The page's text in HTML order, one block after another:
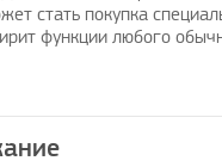
стать покупка
функции любого